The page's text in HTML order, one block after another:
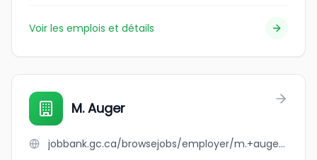
Voir les emplois et détails
M. Auger
jobbank.gc.ca/browsejobs/employer/m.+auger/ca